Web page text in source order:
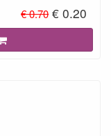
€ 0.70 € 0.20